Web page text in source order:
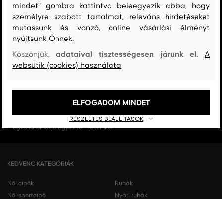
AZ EREDETISÉG GARANCIÁJA
Cégünk 1999-től a Gant márka exkluzív forgalmazója Magyarországon.
Nálunk mindig 100%-ban eredeti terméket vásárol.
INGYENES SZÁLLÍTÁST ÉS VISSZAKÜLDÉS
29 990 Ft feletti szállítás mindig ingyenes, az áru visszaküldéséért soha
17 ÜZLET MAGYARORSZÁGON
A webáruházunk széles kínálatán kívül az üzleteinkben is
megvásárolhatja egyes termékeinket.
KEDVENC KATEGÓRIÁK
Női cipők
Női sportcipő
Ruhák
Nyári ruhák
mindet" gombra kattintva beleegyezik abba, hogy
személyre szabott tartalmat, releváns hirdetéseket
mutassunk és vonzó, online vásárlási élményt
nyújtsunk Önnek.
Köszönjük,adataival tisztességesen járunk el.A
websütik (cookies) használata
RÉSZLETES BEÁLLÍTÁSOK
ELFOGADOM MINDET